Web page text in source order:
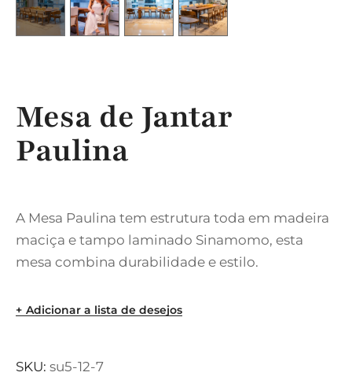
Mesa de Jantar
Paulina
A Mesa Paulina tem estrutura toda em madeira
maciça e tampo laminado Sinamomo, esta
mesa combina durabilidade e estilo.
Adicionar a lista de desejos
SKU: su5-12-7